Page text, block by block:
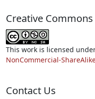
Creative
This work is licensed
NonCommercial-
Contact Us